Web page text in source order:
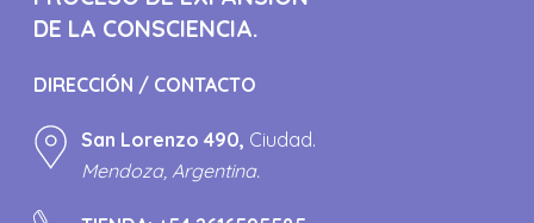
DE LA CONSCIENCIA.
DIRECCIÓN / CONTACTO
San Lorenzo 490, Ciudad.
Mendoza, Argentina.